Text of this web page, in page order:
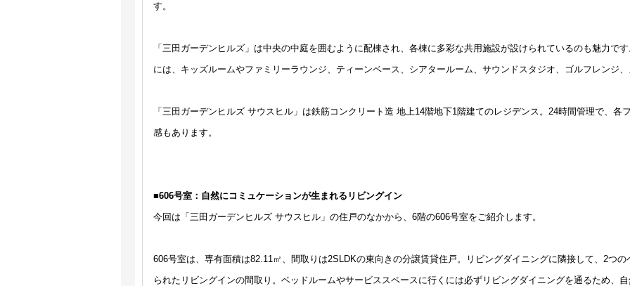
す。
「三田ガーデンヒルズ」は中央の中庭を囲むように配棟され、各棟に多彩な共用施設が設けられているのも魅力で
には、キッズルームやファミリーラウンジ、ティーンベース、シアタールーム、サウンドスタジオ、ゴルフレンジ
「三田ガーデンヒルズ サウスヒル」は鉄筋コンクリート造 地上14階地下1階建てのレジデンス。24時間管理で、各
感もあります。
■606号室：自然にコミュケーションが生まれるリビングイン
今回は「三田ガーデンヒルズ サウスヒル」の住戸のなかから、6階の606号室をご紹介します。
606号室は、専有面積は82.11㎡、間取りは2SLDKの東向きの分譲賃貸住戸。リビングダイニングに隣接して、2つ
られたリビングインの間取り。ベッドルームやサービススペースに行くには必ずリビングダイニングを通るため、